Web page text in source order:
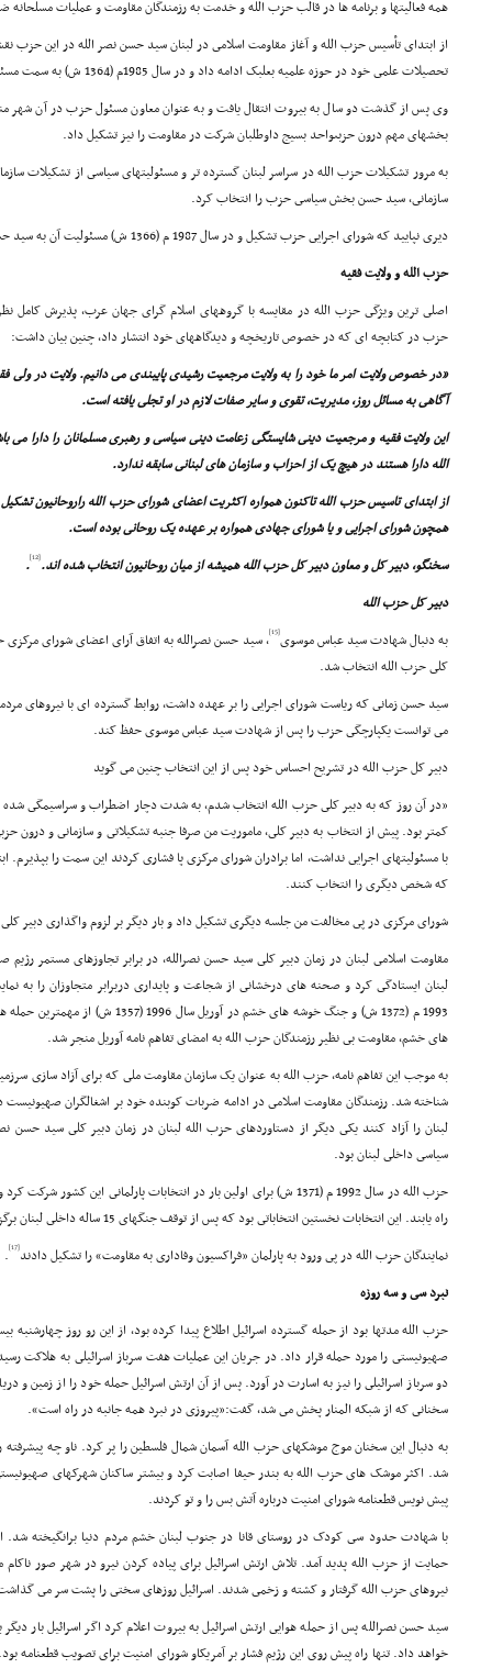
همه فعالیتها و برنامه ها در قالب حزب الله و خدمت به رزمندگان مقاومت و عملیات
از ابتداى تأسیس حزب الله و آغاز مقاومت اسلامى در لبنان سید حسن نصر الله در این حزب
تحصیلات علمى خود در حوزه علمیه بعلبک ادامه داد و در سال 1985م (1364 ش) به سمت مسئول حزب الله در منطقه بقاع برگزیده شد.
وى پس از گذشت دو سال به بیروت انتقال یافت و به عنوان معاون مسئول حزب در آن
بخشهاى مهم درون حزبىواحد بسیج داوطلبان شرکت در مقاومت را نیز تشکیل داد.
به مرور تشکیلات حزب الله در سراسر لبنان گسترده تر و مسئولیتهاى سیاسى از تشکیلات
سازمانى، سید حسن بخش سیاسى حزب را انتخاب کرد.
دیرى نپایید که شوراى اجرایى حزب تشکیل و در سال 1987 م (1366 ش) مسئولیت آن به سید حسن نصرالله واگذار شد.
حزب الله و ولایت فقیه
اصلى ترین ویژگى حزب الله در مقایسه با گروههاى اسلام گراى جهان عرب، پذیرش کامل
حزب در کتابچه اى که در خصوص تاریخچه و دیدگاههاى خود انتشار داد، چنین بیان داشت:
«در خصوص ولایت امر ما خود را به ولایت مرجعیت رشیدى پایبندى مى دانیم. ولایت در ولى
آگاهى به مسائل روز، مدیریت، تقوى و سایر صفات لازم در او تجلى یافته است.
این ولایت فقیه و مرجعیت دینى شایستگى زعامت دینى سیاسى و رهبرى مسلمانان را دارا
الله دارا هستند در هیچ یک از احزاب و سازمان هاى لبنانى سابقه ندارد.
از ابتداى تاسیس حزب الله تاکنون همواره اکثریت اعضاى شوراى حزب الله راروحانیون
همچون شوراى اجرایى و یا شوراى جهادى همواره بر عهده یک روحانى بوده است.
سخنگو، دبیر کل و معاون دبیر کل حزب الله همیشه از میان روحانیون انتخاب شده اند.[12]
.
دبیر کل حزب الله
به دنبال شهادت سید عباس موسوى[15]
کلى حزب الله انتخاب شد.
سید حسن زمانى که ریاست شوراى اجرایى را بر عهده داشت، روابط گسترده اى با نیروهاى
مى توانست یکپارچگى حزب را پس از شهادت سید عباس موسوى حفظ کند.
دبیر کل حزب الله در تشریح احساس خود پس از این انتخاب چنین مى گوید
«در آن روز که به دبیر کلى حزب الله انتخاب شدم، به شدت دچار اضطراب و سراسیمگى
کمتر بود. پیش از انتخاب به دبیر کلى، ماموریت من صرفا جنبه تشکیلاتى و سازمانى و
با مسئولیتهاى اجرایى نداشت، اما برادران شوراى مرکزى پا فشارى کردند این سمت را بپذیرم.
که شخص دیگرى را انتخاب کنند.
شوراى مرکزى در پى مخالفت من جلسه دیگرى تشکیل داد و بار دیگر بر لزوم واگذارى دبیر کلى
مقاومت اسلامى لبنان در زمان دبیر کلى سید حسن نصرالله، در برابر تجاوزهاى مستمر
لبنان ایستادگى کرد و صحنه هاى درخشانى از شجاعت و پایدارى دربرابر متجاوزان را
1993 م (1372 ش) و جنگ خوشه هاى خشم در
هاى خشم، مقاومت بى نظیر رزمندگان حزب الله به امضاى تفاهم نامه آوریل منجر شد.
به موجب این تفاهم نامه، حزب الله به عنوان یک سازمان مقاومت ملى که براى آزاد سازى
لبنان را آزاد کنند یکى دیگر از دستاوردهاى حزب الله لبنان در زمان دبیر کلى سید حسن
سیاسى داخلى لبنان بود.
راه یابند. این انتخابات نخستین انتخاباتى بود که پس از توقف جنگهاى 15 ساله داخلى لبنان برگزار مى شد.
نمایندگان حزب الله در پى ورود به پارلمان «فراکسیون وفادارى به مقاومت» را تشکیل دادند[17]
.
نبرد سى و سه روزه
صهیونیستى را مورد حمله قرار داد. در جریان این عملیات هفت سرباز اسرائیلى به
دو سرباز اسرائیلى را نیز به اسارت در آورد. پس از آن ارتش اسرائیل حمله خود را از زمین و
سخنانى که از شبکه المنار پخش مى شد، گفت:«پیروزى در نبرد همه جانبه در راه است».
به دنبال این سخنان موج موشکهاى حزب الله آسمان شمال فلسطین را پر کرد. ناو چه
شد. اکثر موشک هاى حزب الله به بندر حیفا اصابت کرد و بیشتر ساکنان شهرکهاى
پیش نویس قطعنامه شوراى امنیت درباره آتش بس را و تو کردند.
با شهادت حدود سى کودک در روستاى قانا در جنوب لبنان خشم مردم دنیا برانگیخته
حمایت از حزب الله پدید آمد. تلاش ارتش اسرائیل براى پیاده کردن نیرو در شهر صور
نیروهاى حزب الله گرفتار و کشته و زخمى شدند. اسرائیل روزهاى سختى را پشت سر مى
سید حسن نصرالله پس از حمله هوایى ارتش اسرائیل به بیروت اعلام کرد اگر اسرائیل بار